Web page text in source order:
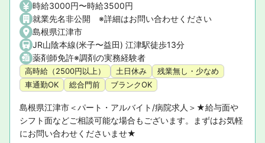
時給3000円〜時給3500円
就業先名非公開 ※詳細はお問い合わせください
島根県江津市
JR山陰本線(米子〜益田) 江津駅徒歩13分
薬剤師免許※調剤の実務経験者
高時給（2500円以上） 土日休み
残業無し・少なめ
車通勤OK
総合門前 ブランクOK
島根県江津市＜パート・アルバイト/病院求人＞★給与面や
シフト面などご相談可能な場合もございます。まずはお気軽
にお問い合わせくださいませ★